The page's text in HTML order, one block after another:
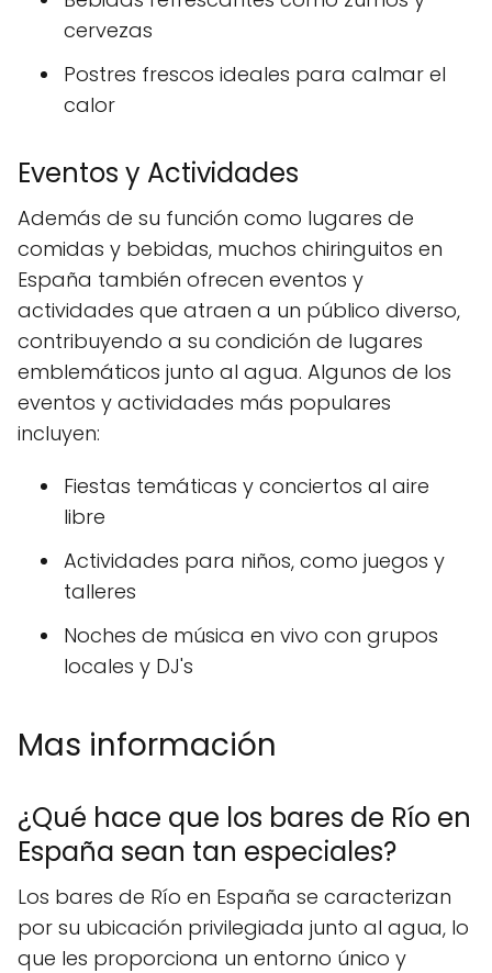
cervezas
Postres frescos ideales para calmar el
calor
Eventos y Actividades
Además de su función como lugares de
comidas y bebidas, muchos chiringuitos en
España también ofrecen eventos y
actividades que atraen a un público diverso,
contribuyendo a su condición de lugares
emblemáticos junto al agua. Algunos de los
eventos y actividades más populares
incluyen:
Fiestas temáticas y conciertos al aire
libre
Actividades para niños, como juegos y
talleres
Noches de música en vivo con grupos
locales y DJ's
Mas información
¿Qué hace que los bares de Río en
España sean tan especiales?
Los bares de Río en España se caracterizan
por su ubicación privilegiada junto al agua, lo
que les proporciona un entorno único y